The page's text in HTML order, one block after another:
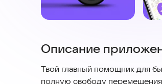
Описание
Твой главный помощник для
полную свободу